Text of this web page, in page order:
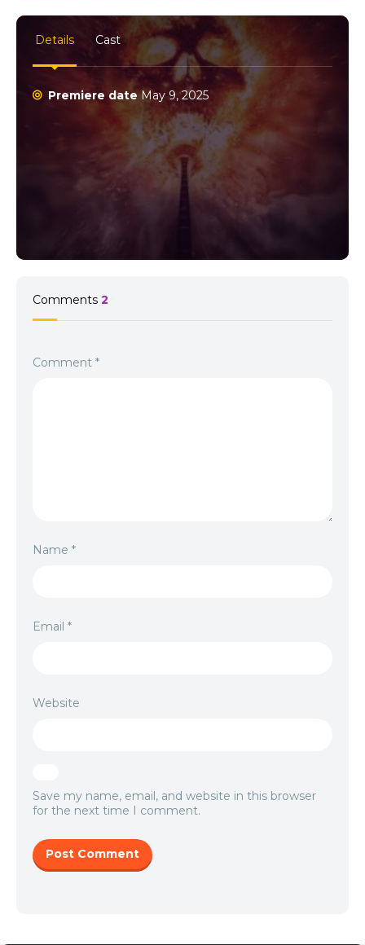
Details Cast
Premiere dateMay 9, 2025
Comments 2
Comment *
Name *
Email *
Website
Save my name, email, and website in this browser
for the next time I comment.